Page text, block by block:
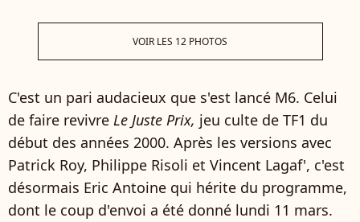
VOIR LES 12 PHOTOS
C'est un pari audacieux que s'est lancé M6. Celui
de faire revivre Le Juste Prix, jeu culte de TF1 du
début des années 2000. Après les versions avec
Patrick Roy, Philippe Risoli et Vincent Lagaf', c'est
désormais Eric Antoine qui hérite du programme,
dont le coup d'envoi a été donné lundi 11 mars.